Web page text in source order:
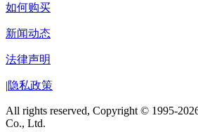
如何购买
新闻动态
法律声明
|隐私政策
All rights reserved, Copyright © 1995-
Co., Ltd.